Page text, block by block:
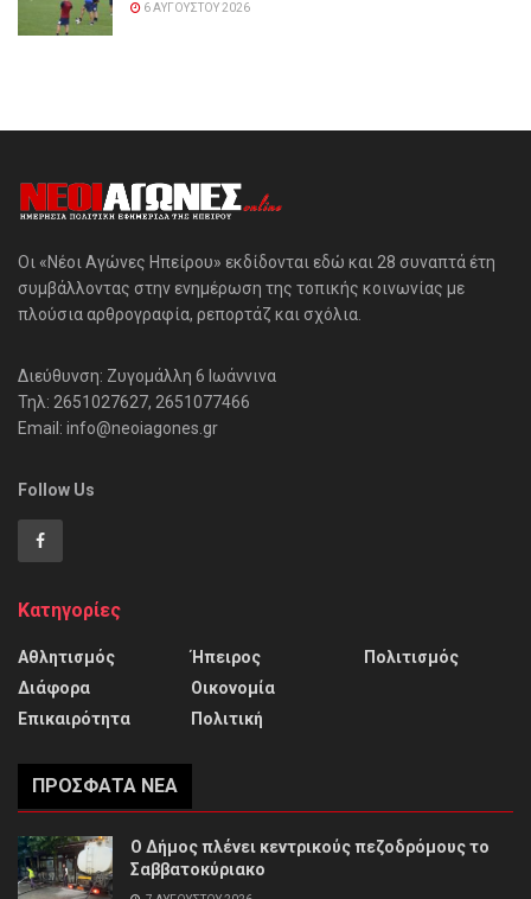
6 ΑΥΓΟΎΣΤΟΥ 2026
Οι «Νέοι Αγώνες Ηπείρου» εκδίδονται εδώ και 28 συναπτά έτη
συμβάλλοντας στην ενημέρωση της τοπικής κοινωνίας με
πλούσια αρθρογραφία, ρεπορτάζ και σχόλια.
Διεύθυνση: Ζυγομάλλη 6 Ιωάννινα
Τηλ: 2651027627, 2651077466
Email: info@neoiagones.gr
Follow Us
Κατηγορίες
Αθλητισμός
Διάφορα
Επικαιρότητα
Ήπειρος
Οικονομία
Πολιτική
Πολιτισμός
ΠΡΌΣΦΑΤΑ ΝΈΑ
Ο Δήμος πλένει κεντρικούς πεζοδρόμους το
Σαββατοκύριακο